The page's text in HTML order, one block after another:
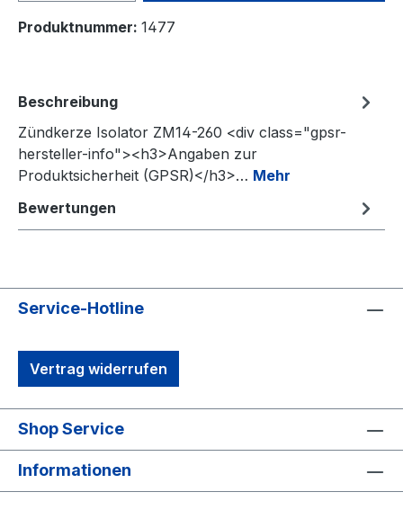
Produktnummer: 1477
Beschreibung
Zündkerze Isolator ZM14-260 <div class="gpsr-
hersteller-info"><h3>Angaben zur
Produktsicherheit (GPSR)</h3>… Mehr
Bewertungen
Service-Hotline
Vertrag widerrufen
Shop Service
Informationen